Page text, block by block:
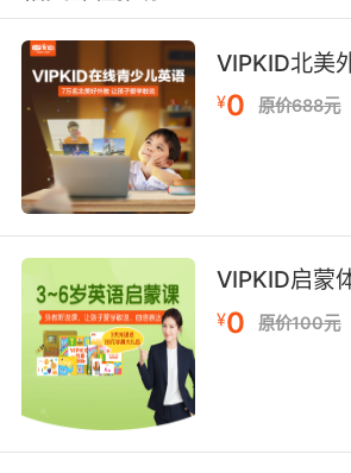
一起吃了晚饭。 My mother go
house on a visit. 我妈妈去朋
invited my best friends to my
visit. 我邀请我最好的朋友来我家
三、当visit作名词的时候，其
观、逗留”。这时visit可以跟在
面。 比如：I want to go to
visit of some day with my
朋友在国外逗留几天。 You
for a visit of some day, until
你应该在那逗留几天，直到这
had a visit in the Nanjing with
他姐姐参观了南京。
VIPKID北美
¥0 原价688元
VIPKID启蒙
¥0 原价100元